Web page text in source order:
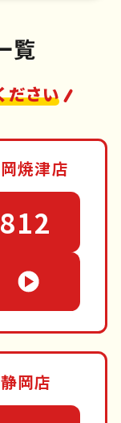
覧
ださい
焼津店
静岡店